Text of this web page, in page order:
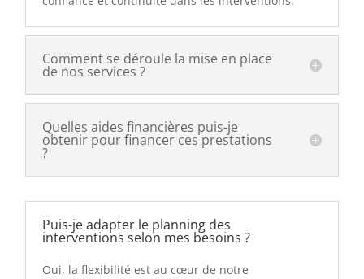
Comment se déroule la mise en place
de nos services ?
Quelles aides financières puis-je
obtenir pour financer ces prestations
?
Puis-je adapter le planning des
interventions selon mes besoins ?
Oui, la flexibilité est au cœur de notre